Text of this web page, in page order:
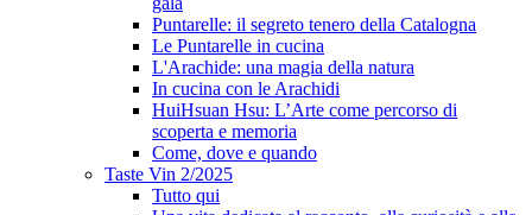
Puntarelle: il segreto tenero della Catalogna
Le Puntarelle in cucina
L'Arachide: una magia della natura
In cucina con le Arachidi
HuiHsuan Hsu: L’Arte come percorso di
scoperta e memoria
Come, dove e quando
Taste Vin 2/2025
Tutto qui